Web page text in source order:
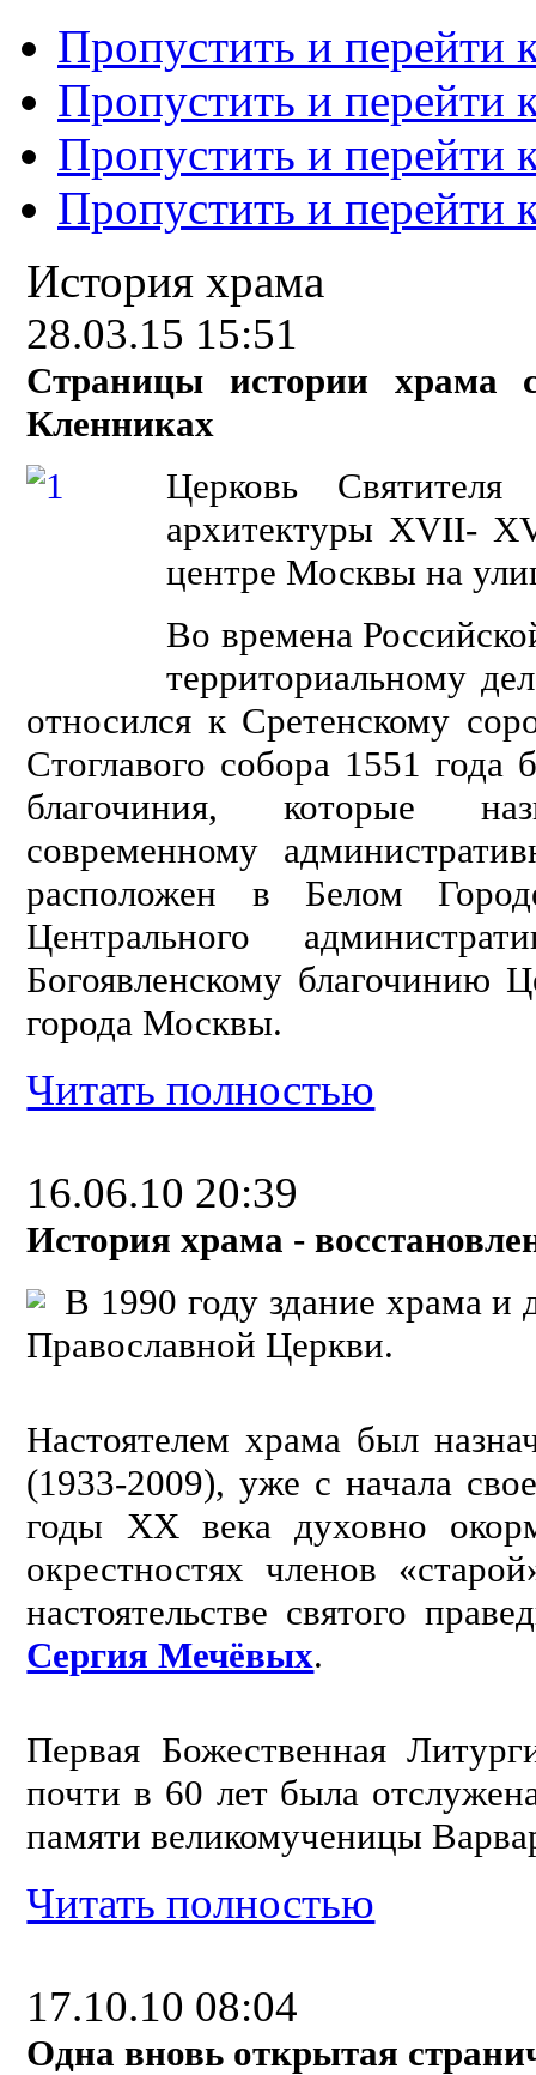
Пропустить и перейти
Пропустить и перейти
Пропустить и перейти
Пропустить и перейти
История храма
28.03.15 15:51
Страницы истории храма
Кленниках
Церковь
архитектуры XVII-
центре Москвы на
Во времена
территориальному
относился к Сретенскому
Стоглавого собора 1551 года
благочиния, которые
современному
расположен в Белом
Центрального
Богоявленскому благочинию
города Москвы.
Читать полностью
16.06.10 20:39
История храма -
В 1990 году здание храма
Православной Церкви.
Настоятелем храма был
(1933-2009), уже с начала
годы ХХ века духовно
окрестностях членов
настоятельстве святого
Сергия Мечёвых.
Первая Божественная
почти в 60 лет была
памяти великомученицы
Читать полностью
17.10.10 08:04
Одна вновь открытая